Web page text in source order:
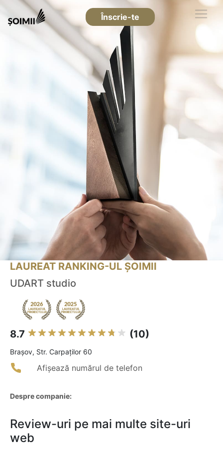
Înscrie-te
LAUREAT RANKING-UL ȘOIMII
UDART studio
8.7 (10)
Braşov, Str. Carpaților 60
Afișează numărul de telefon
Despre companie:
Review-uri pe mai multe site-uri
web